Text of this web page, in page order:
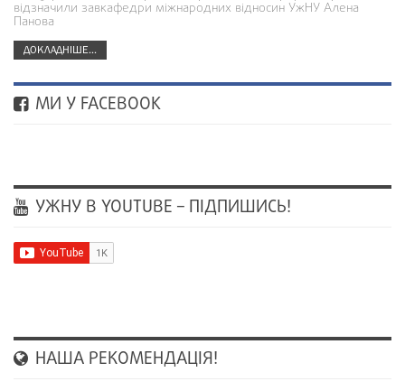
відзначили завкафедри міжнародних відносин УжНУ Алена
Панова
ДОКЛАДНІШЕ...
МИ У FACEBOOK
УЖНУ В YOUTUBE – ПІДПИШИСЬ!
НАША РЕКОМЕНДАЦІЯ!